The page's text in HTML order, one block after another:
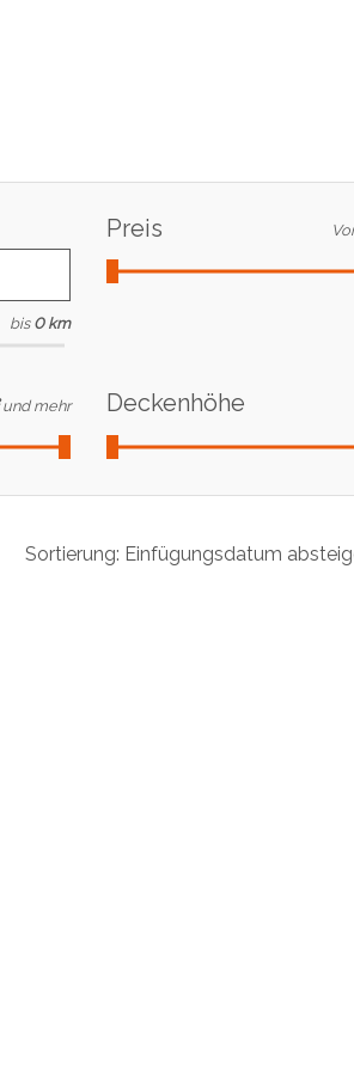
bis 0 km
Preis
und mehr Deckenhöhe
Sortierung: Einfügungsdatum